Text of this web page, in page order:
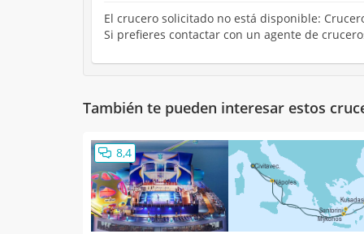
El crucero solicitado no está disponible:
Si prefieres contactar con un agente de
También te pueden interesar estos
8,4